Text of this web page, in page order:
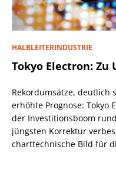
HALBLEITERINDUSTRIE
Tokyo Electron:
Rekordumsätze, deutlich
erhöhte Prognose: Tokyo
der Investitionsboom
jüngsten Korrektur
charttechnische Bild für